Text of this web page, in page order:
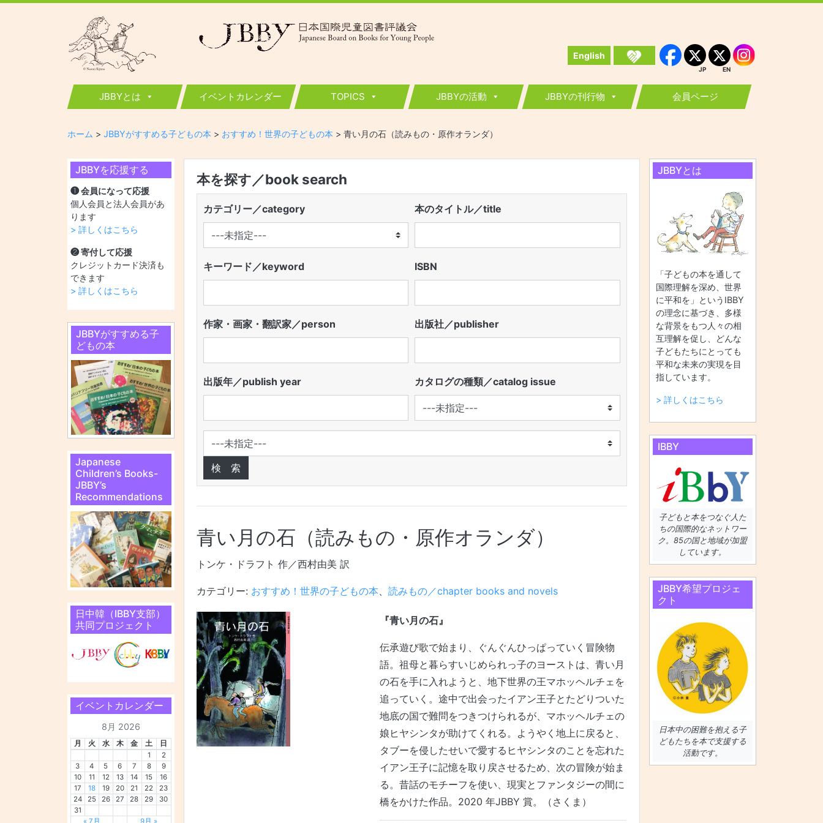
JBBY
日本国際児童図書評議会 English Facebook
JP
JP
EN
EN Instagram
JBBYとは イベントカレンダー TOPICS JBBYの活動 JBBYの刊行物 会員ページ
ホーム > JBBYがすすめる子どもの本 > おすすめ！世界の子どもの本 > 青い月の石（読みもの・原作オランダ）
JBBYを応援する
❶ 会員になって応援
個人会員と法人会員があ
ります
> 詳しくはこちら
❷ 寄付して応援
クレジットカード決済も
できます
> 詳しくはこちら
JBBYがすすめる子
どもの本
Japanese
Children’s Books-
JBBY’s
Recommendations
日中韓（IBBY支部）
共同プロジェクト
イベントカレンダー
8月 2026
月 火 水 木 金 土
日
1
2
3
4 5 6 7 8
9
10
11 12 13 14 15
16
17
18 19 20 21 22
23
24
25 26 27 28 29
30
31
« 7月
9月 »
本を探す／book search
カテゴリー／category 本のタイトル／title
キーワード／keyword ISBN
作家・画家・翻訳家／person 出版社／publisher
出版年／publish year カタログの種類／catalog issue
青い月の石（読みもの・原作オランダ）
トンケ・ドラフト 作／西村由美 訳
カテゴリー: おすすめ！世界の子どもの本、 読みもの／chapter books and novels
『青い月の石』
伝承遊び歌で始まり、ぐんぐんひっぱっていく冒険物
語。祖母と暮らすいじめられっ子のヨーストは、青い月
の石を手に入れようと、地下世界の王マホッヘルチェを
追っていく。途中で出会ったイアン王子とたどりついた
地底の国で難問をつきつけられるが、マホッヘルチェの
娘ヒヤシンタが助けてくれる。ようやく地上に戻ると、
タブーを侵したせいで愛するヒヤシンタのことを忘れた
イアン王子に記憶を取り戻させるため、次の冒険が始ま
る。昔話のモチーフを使い、現実とファンタジーの間に
橋をかけた作品。2020 年JBBY 賞。（さくま）
JBBYとは
「子どもの本を通して
国際理解を深め、世界
に平和を」というIBBY
の理念に基づき、多様
な背景をもつ人々の相
互理解を促し、どんな
子どもたちにとっても
平和な未来の実現を目
指しています。
> 詳しくはこちら
IBBY
子どもと本をつなぐ人た
ちの国際的なネットワー
ク。85の国と地域が加盟
しています。
JBBY希望プロジェ
クト
日本中の困難を抱える子
どもたちを本で支援する
活動です。